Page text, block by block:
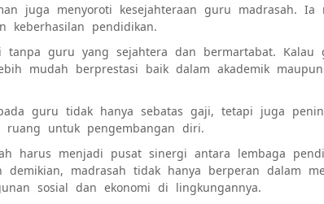
juga menyoroti kesejahteraan guru madrasah. Ia
keberhasilan pendidikan.
tanpa guru yang sejahtera dan bermartabat. Kalau
mudah berprestasi baik dalam akademik maupun
guru tidak hanya sebatas gaji, tetapi juga
ruang untuk pengembangan diri.
harus menjadi pusat sinergi antara lembaga
demikian, madrasah tidak hanya berperan dalam
sosial dan ekonomi di lingkungannya.